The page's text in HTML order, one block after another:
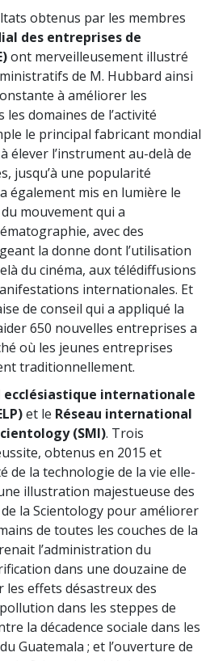
obtenus par les membres
des entreprises de
ont merveilleusement illustré
de M. Hubbard ainsi
à améliorer les
domaines de l’activité
le principal fabricant mondial
élever l’instrument au-delà de
jusqu’à une popularité
également mis en lumière le
mouvement qui a
avec des
la donne dont l’utilisation
du cinéma, aux télédiffusions
internationales. Et
de conseil qui a appliqué la
650 nouvelles entreprises a
où les jeunes entreprises
traditionnellement.
ecclésiastique internationale
et le Réseau international
(SMI). Trois
obtenus en 2015 et
de la technologie de la vie elle-
illustration majestueuse des
la Scientology pour améliorer
de toutes les couches de la
l’administration du
dans une douzaine de
effets désastreux des
dans les steppes de
la décadence sociale dans les
Guatemala ; et l’ouverture de